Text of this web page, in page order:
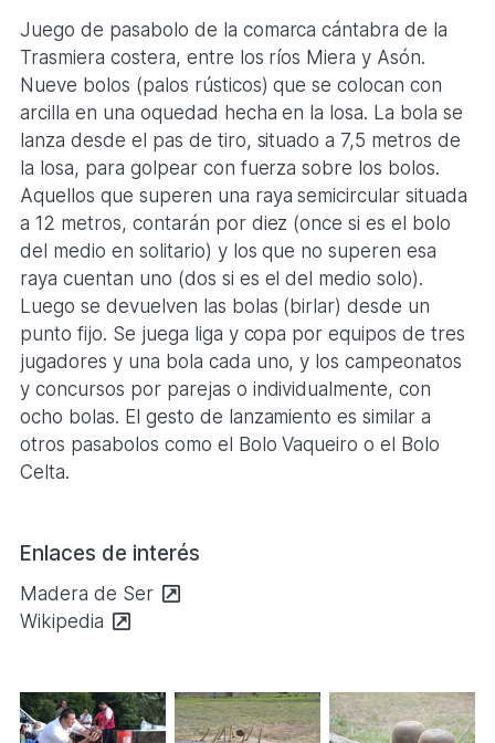
Juego de pasabolo de la comarca cántabra de la
Trasmiera costera, entre los ríos Miera y Asón.
Nueve bolos (palos rústicos) que se colocan con
arcilla en una oquedad hecha en la losa. La bola se
lanza desde el pas de tiro, situado a 7,5 metros de
la losa, para golpear con fuerza sobre los bolos.
Aquellos que superen una raya semicircular situada
a 12 metros, contarán por diez (once si es el bolo
del medio en solitario) y los que no superen esa
raya cuentan uno (dos si es el del medio solo).
Luego se devuelven las bolas (birlar) desde un
punto fijo. Se juega liga y copa por equipos de tres
jugadores y una bola cada uno, y los campeonatos
y concursos por parejas o individualmente, con
ocho bolas. El gesto de lanzamiento es similar a
otros pasabolos como el Bolo Vaqueiro o el Bolo
Celta.
Enlaces de interés
Madera de Ser
Se
abre
nueva
pestaña
Wikipedia
Se
una
nueva